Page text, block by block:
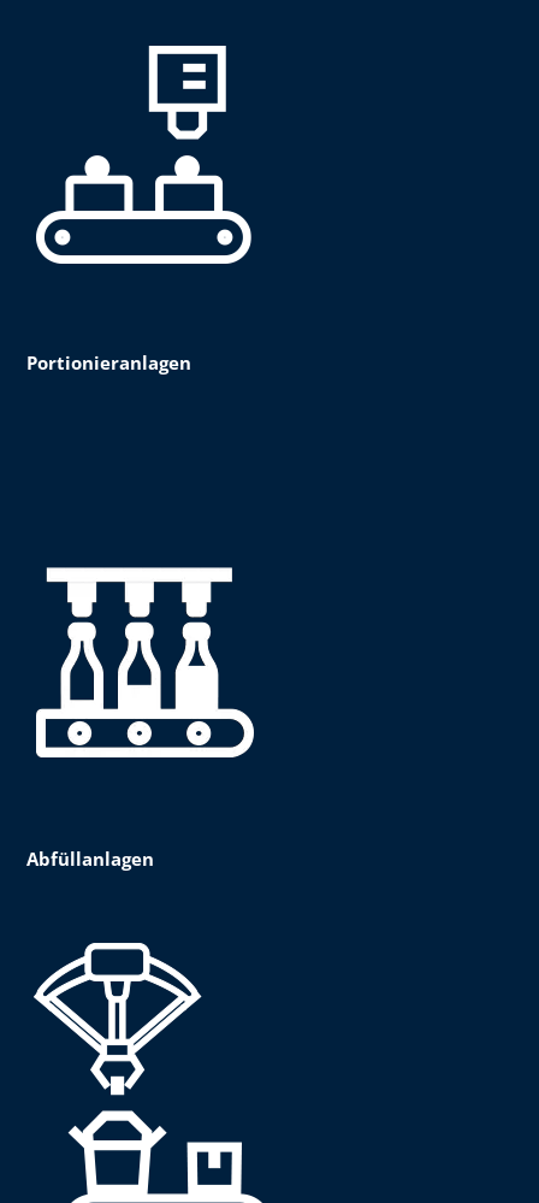
Portionieranlagen
Abfüllanlagen